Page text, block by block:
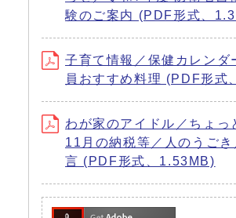
験のご案内 (PDF形式、
子育て情報／保健カレンダ
員おすすめ料理 (PDF形式
わが家のアイドル／ちょっ
11月の納税等／人のうご
言 (PDF形式、1.53MB)